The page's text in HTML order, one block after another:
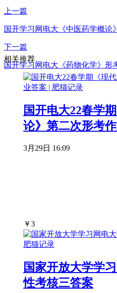
上一篇
国开学习网电大《中医药学概论
下一篇
国开学习网电大《药物化学》形
相关推荐
国开电大22春学
论》第二次形考
3月29日 16:09
￥3
国家开放大学学
性考核三答案